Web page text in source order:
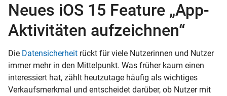
Neues iOS 15 Feature „App-
Aktivitäten aufzeichnen“
Die Datensicherheit rückt für viele Nutzerinnen und Nutzer
immer mehr in den Mittelpunkt. Was früher kaum einen
interessiert hat, zählt heutzutage häufig als wichtiges
Verkaufsmerkmal und entscheidet darüber, ob Nutzer mit